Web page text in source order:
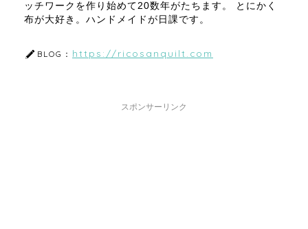
ッチワークを作り始めて20数年がたちます。 とにかく
布が大好き。ハンドメイドが日課です。
BLOG： https://ricosanquilt.com
スポンサーリンク